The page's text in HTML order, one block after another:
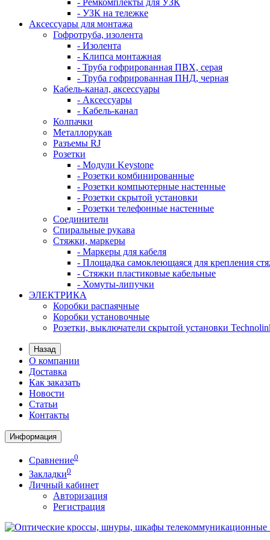
- Ремкомплекты для УЗК
- УЗК на тележке
Аксессуары для монтажа
Гофротруба, изолента
- Изолента
- Клипса монтажная
- Труба гофрированная ПВХ, серая
- Труба гофрированная ПНД, черная
Кабель-канал, аксессуары
- Аксессуары
- Кабель-канал
Колпачки
Металлорукав
Разъемы RJ
Розетки
- Модули Keystone
- Розетки комбинированные
- Розетки компьютерные настенные
- Розетки скрытой установки
- Розетки телефонные настенные
Соединители
Спиральные рукава
Стяжки, маркеры
- Маркеры для кабеля
- Площадка самоклеющаяся для крепления
- Стяжки пластиковые кабельные
- Хомуты-липучки
ЭЛЕКТРИКА
Коробки распаячные
Коробки установочные
Розетки, выключатели скрытой установки
Назад
О компании
Доставка
Как заказать
Новости
Статьи
Контакты
Информация
Сравнение0
Закладки0
Личный кабинет
Авторизация
Регистрация